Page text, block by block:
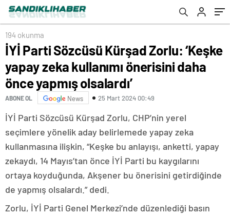
olsalardı’
194 okunma
İYİ Parti Sözcüsü Kürşad Zorlu: ‘Keşke
yapay zeka kullanımı önerisini daha
önce yapmış olsalardı’
ABONE OL News 25 Mart 2024 00:49
İYİ Parti Sözcüsü Kürşad Zorlu, CHP’nin yerel
seçimlere yönelik aday belirlemede yapay zeka
kullanmasına ilişkin, “Keşke bu anlayışı, anketti, yapay
zekaydı, 14 Mayıs’tan önce İYİ Parti bu kaygılarını
ortaya koyduğunda, Akşener bu önerisini getirdiğinde
de yapmış olsalardı.” dedi.
Zorlu, İYİ Parti Genel Merkezi’nde düzenlediği basın